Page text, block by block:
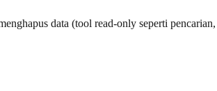
data (tool read-only seperti